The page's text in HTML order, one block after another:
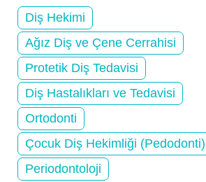
Diş Hekimi
Ağız Diş ve Çene Cerrahisi
Protetik Diş Tedavisi
Diş Hastalıkları ve Tedavisi
Ortodonti
Çocuk Diş Hekimliği (Pedodonti)
Periodontoloji